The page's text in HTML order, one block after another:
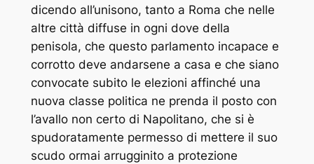
dicendo all’unisono, tanto a Roma che nelle
altre città diffuse in ogni dove della
penisola, che questo parlamento incapace e
corrotto deve andarsene a casa e che siano
convocate subito le elezioni affinché una
nuova classe politica ne prenda il posto con
l’avallo non certo di Napolitano, che si è
spudoratamente permesso di mettere il suo
scudo ormai arrugginito a protezione